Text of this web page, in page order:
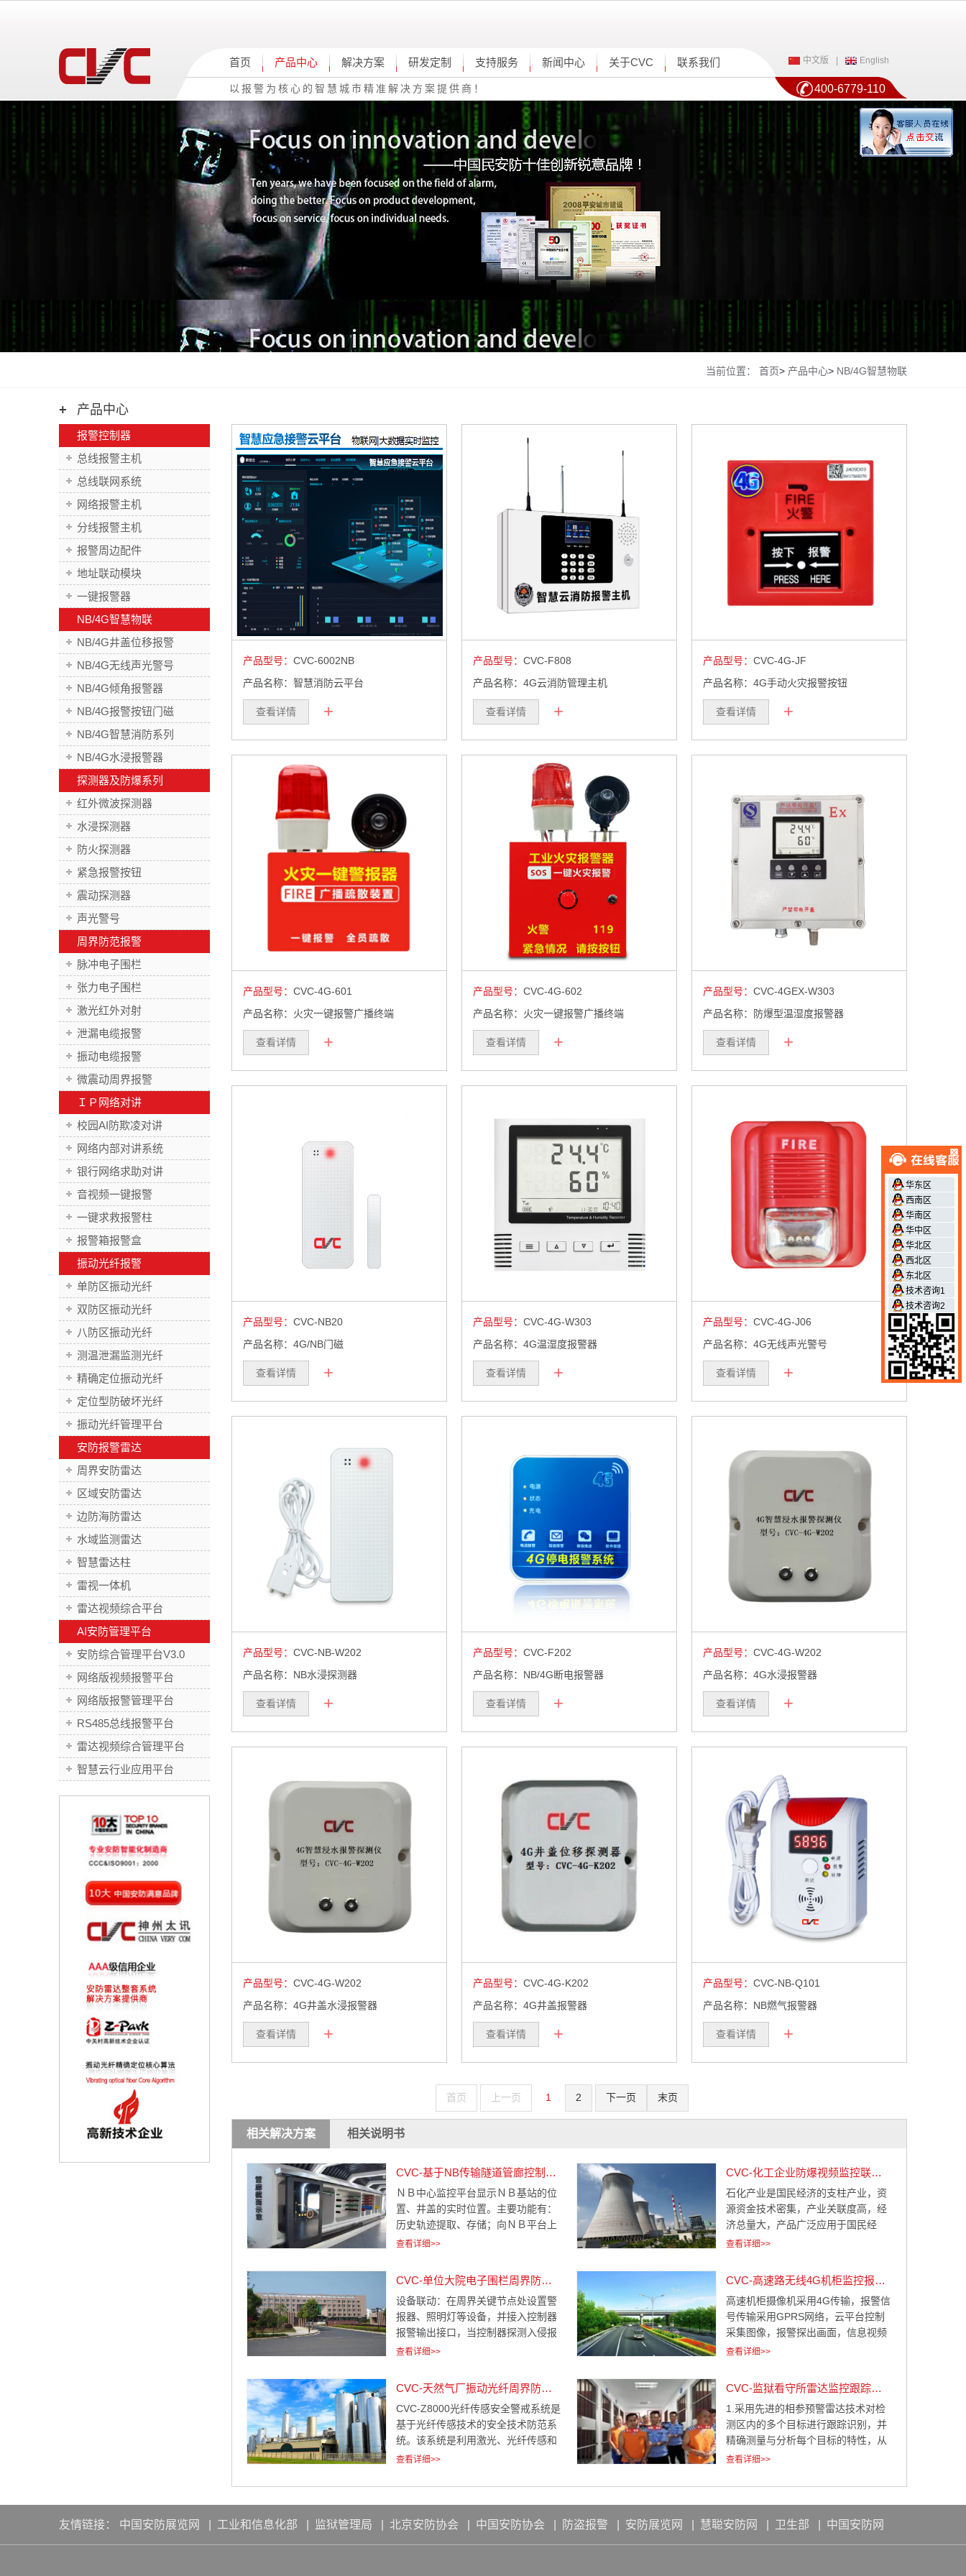
中文版 English
首页 产品中心 解决方案 研发定制 支持服务 新闻中心 关于CVC 联系我们
以报警为核心的智慧城市精准解决方案提供商！ 400-6779-110
当前位置： 首页> 产品中心> NB/4G智慧物联
产品中心
报警控制器
总线报警主机
总线联网系统
网络报警主机
分线报警主机
报警周边配件
地址联动模块
一键报警器
NB/4G智慧物联
NB/4G井盖位移报警
NB/4G无线声光警号
NB/4G倾角报警器
NB/4G报警按钮门磁
NB/4G智慧消防系列
NB/4G水浸报警器
探测器及防爆系列
红外微波探测器
水浸探测器
防火探测器
紧急报警按钮
震动探测器
声光警号
周界防范报警
脉冲电子围栏
张力电子围栏
激光红外对射
泄漏电缆报警
振动电缆报警
微震动周界报警
ＩＰ网络对讲
校园AI防欺凌对讲
网络内部对讲系统
银行网络求助对讲
音视频一键报警
一键求救报警柱
报警箱报警盒
振动光纤报警
单防区振动光纤
双防区振动光纤
八防区振动光纤
测温泄漏监测光纤
精确定位振动光纤
定位型防破坏光纤
振动光纤管理平台
安防报警雷达
周界安防雷达
区域安防雷达
边防海防雷达
水域监测雷达
智慧雷达柱
雷视一体机
雷达视频综合平台
AI安防管理平台
安防综合管理平台V3.0
网络版视频报警平台
网络版报警管理平台
RS485总线报警平台
雷达视频综合管理平台
智慧云行业应用平台
产品型号： CVC-6002NB
产品名称：智慧消防云平台
查看详情 +
产品型号： CVC-F808
产品名称：4G云消防管理主机
查看详情 +
产品型号： CVC-4G-JF
产品名称：4G手动火灾报警按钮
查看详情 +
产品型号： CVC-4G-601
产品名称：火灾一键报警广播终端
查看详情 +
产品型号： CVC-4G-602
产品名称：火灾一键报警广播终端
查看详情 +
产品型号： CVC-4GEX-W303
产品名称：防爆型温湿度报警器
查看详情 +
产品型号： CVC-NB20
产品名称：4G/NB门磁
查看详情 +
产品型号： CVC-4G-W303
产品名称：4G温湿度报警器
查看详情 +
产品型号： CVC-4G-J06
产品名称：4G无线声光警号
查看详情 +
产品型号： CVC-NB-W202
产品名称：NB水浸探测器
查看详情 +
产品型号： CVC-F202
产品名称：NB/4G断电报警器
查看详情 +
产品型号： CVC-4G-W202
产品名称：4G水浸报警器
查看详情 +
产品型号： CVC-4G-W202
产品名称：4G井盖水浸报警器
查看详情 +
产品型号： CVC-4G-K202
产品名称：4G井盖报警器
查看详情 +
产品型号： CVC-NB-Q101
产品名称：NB燃气报警器
查看详情 +
首页 上一页 1 2 下一页 末页
相关解决方案 相关说明书
CVC-基于NB传输隧道管廊控制报警系统解决方案
ＮＢ中心监控平台显示ＮＢ基站的位
置、井盖的实时位置。主要功能有：
历史轨迹提取、存储；向ＮＢ平台上
传报警信息、定点布控；NB平台下发
向预测、及时通知相关ＮＢ监测、跟
踪、警戒。系统容量大，无数量限
制．
查看详细>>
CVC-化工企业防爆视频监控联动系统解决方案
石化产业是国民经济的支柱产业，资
源资金技术密集，产业关联度高，经
济总量大，产品广泛应用于国民经
济、人民生活、国防科技等各个领
纪以来，我国石化产业保持快速增
长，产业规模不断扩大，综合实力逐
步提高。 随着炼油化工呈一体化、园
区化、基地化发展趋势，石油化工防
爆的生产园区占地广阔而管理人员有
障园区日常管理，炼化企业陆续部署
入侵报警、出入口管理、门禁管理、
生产巡检、火灾报警等系统。
查看详细>>
CVC-单位大院电子围栏周界防范视频联动报警系统解决方案
设备联动：在周界关键节点处设置警
报器、照明灯等设备，并接入控制器
报警输出接口，当控制器探测入侵报
警后自动启动警报器和照明灯，强力
接，可直接在值班室通过脉冲键盘对
前端的控制器进行布、撤防操作。 组
网监控：在设有应用计算机网络技术
监控中心的综合安防项目中，可通过
RS485 通讯接口将控制器接入控制计
布防计划和处警预案自动控制控制
器，并实现系统各种设备互联互动。
在配置外对射器和预置位摄像机系统
查看详细>>
CVC-高速路无线4G机柜监控报警系统解决方案
高速机柜摄像机采用4G传输，报警信
号传输采用GPRS网络，云平台控制
采集图像，报警探出画面，信息视频
复核，网络视频联网由网络视频版接
大部份组成。这四大部份相互共同成
为一个整体，当前端红外感应到报警
后，通过主机通过GPRS将警情传送
到管理中心，管理中心通过电话接收
机接到警情后上传到电脑软件，电脑
警视频，管理中心工作人员，可以对
现场图像进行拍照或录像，也可以启
动摄像头巡视功能，开启双向对讲，
查看详细>>
CVC-天然气厂振动光纤周界防范视频联动报警系统方案
CVC-Z8000光纤传感安全警戒系统是
基于光纤传感技术的安全技术防范系
统。该系统是利用激光、光纤传感和
光通信等高科技技术构建的警戒网络
众安全的突发事件进行监控和警报的
现代防御体系。该系统抗干扰能力
强、可靠性好,除了可以探测到多种方
查看详细>>
CVC-监狱看守所雷达监控跟踪系统解决方案
1.采用先进的相参预警雷达技术对检
测区内的多个目标进行跟踪识别，并
精确测量与分析每个目标的特性，从
而实现极低的漏报率和误报率。 2. 从
以及最远可探测10km（X波段，
10GHz）的覆盖范围。 3. 探测区域
内24小时不间断地全区域探测。 4．
查看详细>>
友情链接： 中国安防展览网 工业和信息化部 监狱管理局 北京安防协会 中国安防协会 防盗报警 安防展览网 慧聪安防网 卫生部 中国安防网
华东区
西南区
华南区
华中区
华北区
西北区
东北区
技术咨询1
技术咨询2